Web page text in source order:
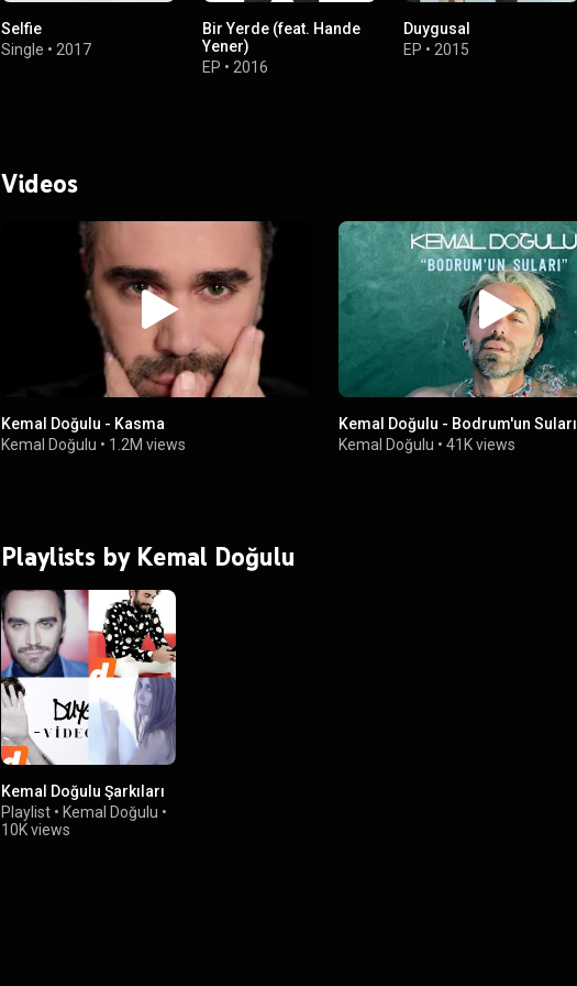
Selfie
Single • 2017
Bir Yerde (feat. Hande
Yener)
EP •2016
Duygusal
EP •2015
Videos
Kemal Doğulu - Kasma
Kemal Doğulu • 1.2M views
Kemal Doğulu - Bodrum'un Suları
Kemal Doğulu •41K views
Playlists by Kemal Doğulu
Kemal Doğulu Şarkıları
Playlist • Kemal Doğulu •
10K views